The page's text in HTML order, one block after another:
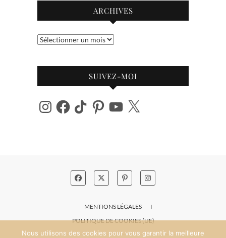
ARCHIVES
Archives
SUIVEZ-MOI
InstagramFacebook
TikTok PinterestYouTube
X
MENTIONS LÉGALES
POLITIQUE DE COOKIES (UE)
Nous utilisons des cookies pour vous garantir la meilleure